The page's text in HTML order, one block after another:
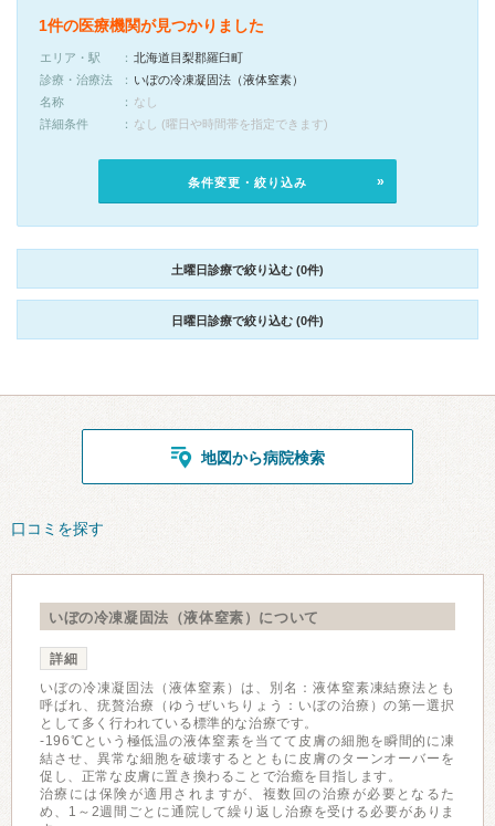
1件の医療機関が見つかりました
エリア・駅
北海道目梨郡羅臼町
診療・治療法
いぼの冷凍凝固法（液体窒素）
名称
なし
詳細条件
なし (曜日や時間帯を指定できます)
条件変更・絞り込み
土曜日診療で絞り込む (0件)
日曜日診療で絞り込む (0件)
地図から病院検索
口コミを探す
いぼの冷凍凝固法（液体窒素）について
詳細
いぼの冷凍凝固法（液体窒素）は、別名：液体窒素凍結療法とも
呼ばれ、疣贅治療（ゆうぜいちりょう：いぼの治療）の第一選択
として多く行われている標準的な治療です。
-196℃という極低温の液体窒素を当てて皮膚の細胞を瞬間的に凍
結させ、異常な細胞を破壊するとともに皮膚のターンオーバーを
促し、正常な皮膚に置き換わることで治癒を目指します。
治療には保険が適用されますが、複数回の治療が必要となるた
め、1～2週間ごとに通院して繰り返し治療を受ける必要がありま